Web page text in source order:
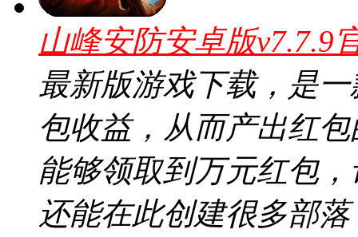
山峰安防安卓版v7.7.9
最新版游戏下载，是
包收益，从而产出红
能够领取到万元红包
还能在此创建很多部